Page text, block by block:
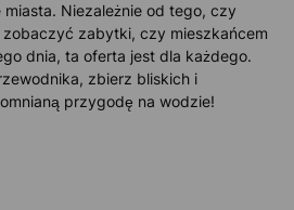
Niezależnie od tego, czy
zabytki, czy mieszkańcem
dnia, ta oferta jest dla każdego.
zbierz bliskich i
przygodę na wodzie!